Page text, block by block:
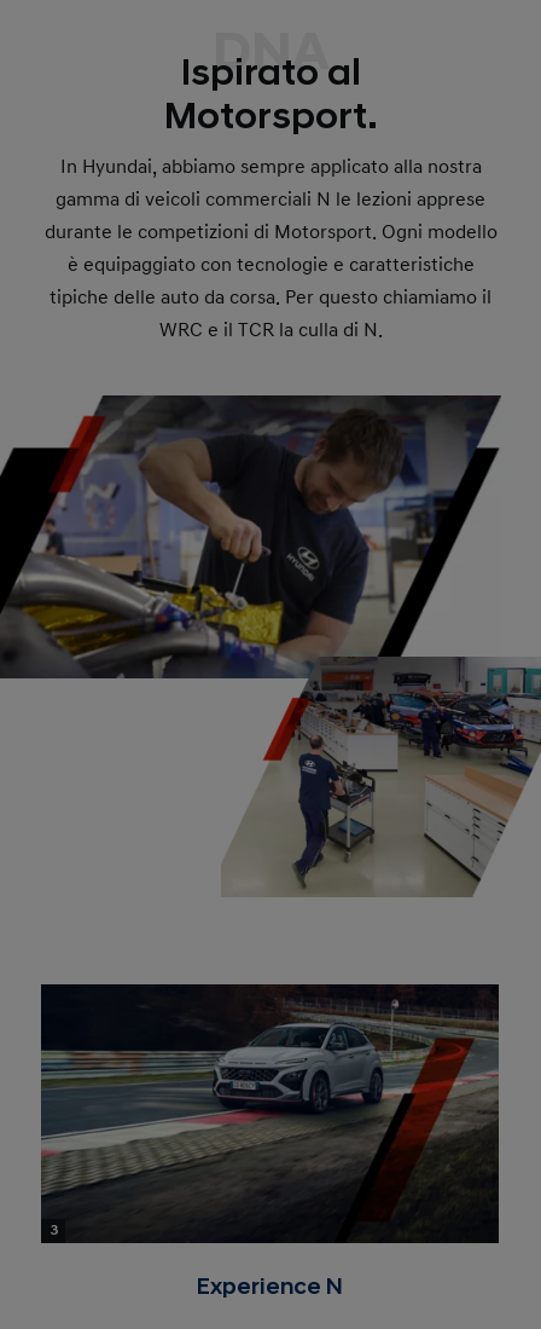
DNA
Ispirato al
Motorsport.
In Hyundai, abbiamo sempre applicato alla nostra
gamma di veicoli commerciali N le lezioni apprese
durante le competizioni di Motorsport. Ogni modello
è equipaggiato con tecnologie e caratteristiche
tipiche delle auto da corsa. Per questo chiamiamo il
WRC e il TCR la culla di N.
3
Experience N